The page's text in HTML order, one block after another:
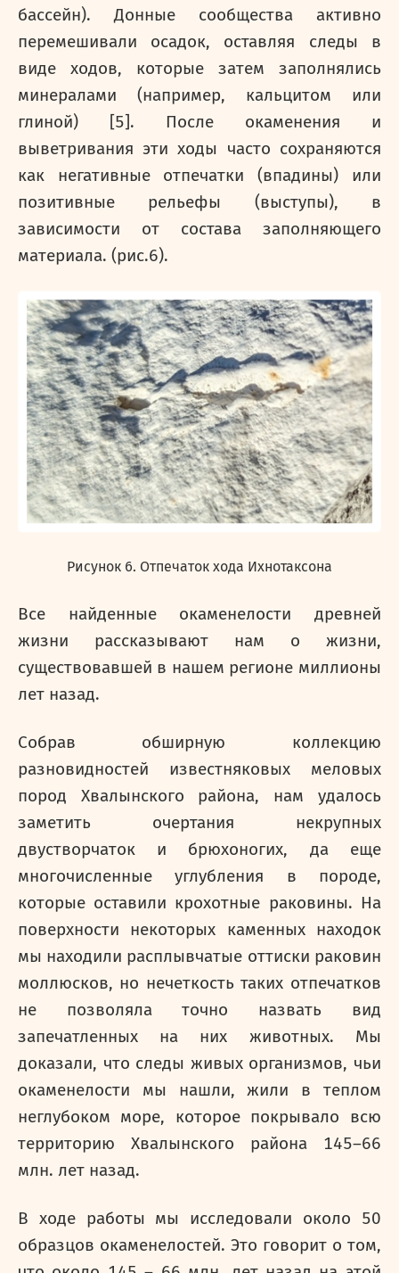
бассейн). Донные сообщества активно
перемешивали осадок, оставляя следы в
виде ходов, которые затем заполнялись
минералами (например, кальцитом или
глиной) [5]. После окаменения и
выветривания эти ходы часто сохраняются
как негативные отпечатки (впадины) или
позитивные рельефы (выступы), в
зависимости от состава заполняющего
материала. (рис.6).
Рисунок 6. Отпечаток хода Ихнотаксона
Все найденные окаменелости древней
жизни рассказывают нам о жизни,
существовавшей в нашем регионе миллионы
лет назад.
Собрав обширную коллекцию
разновидностей известняковых меловых
пород Хвалынского района, нам удалось
заметить очертания некрупных
двустворчаток и брюхоногих, да еще
многочисленные углубления в породе,
которые оставили крохотные раковины. На
поверхности некоторых каменных находок
мы находили расплывчатые оттиски раковин
моллюсков, но нечеткость таких отпечатков
не позволяла точно назвать вид
запечатленных на них животных. Мы
доказали, что следы живых организмов, чьи
окаменелости мы нашли, жили в теплом
неглубоком море, которое покрывало всю
территорию Хвалынского района 145–66
млн. лет назад.
В ходе работы мы исследовали около 50
образцов окаменелостей. Это говорит о том,